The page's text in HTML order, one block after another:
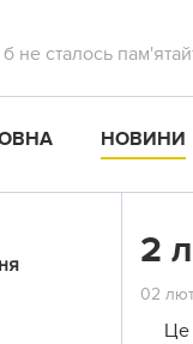
б не сталось
НОВИНИ
2
02
Це